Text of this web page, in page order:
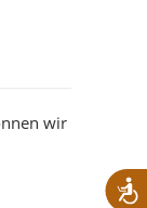
wir